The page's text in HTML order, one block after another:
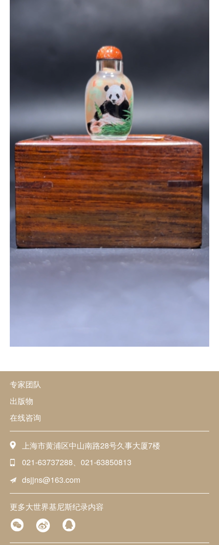
专家团队
出版物
在线咨询
上海市黄浦区中山南路28号久事大厦7楼
021-63737288、021-63850813
dsjjns@163.com
更多大世界基尼斯纪录内容